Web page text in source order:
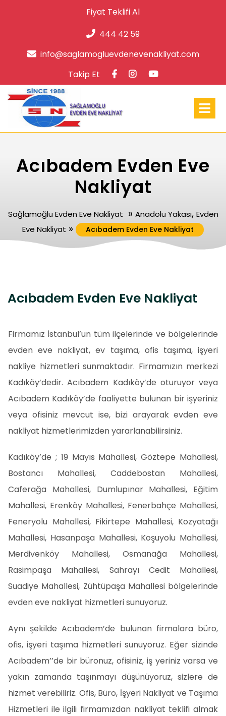
Fiyat Teklifi Al
444 42 59
info@saglamogluevdenevenakliyat.com
Takip Et
Facebook
Instagram
Acıbadem Evden Eve
Nakliyat
Sağlamoğlu Evden Eve Nakliyat » Anadolu Yakası, Evden
Eve Nakliyat » Acıbadem Evden Eve Nakliyat
Acıbadem Evden Eve Nakliyat
Firmamız İstanbul’un tüm ilçelerinde ve bölgelerinde
evden eve nakliyat, ev taşıma, ofis taşıma, işyeri
nakliye hizmetleri sunmaktadır. Firmamızın merkezi
Kadıköy’dedir. Acıbadem Kadıköy’de oturuyor veya
Acıbadem Kadıköy’de faaliyette bulunan bir işyeriniz
veya ofisiniz mevcut ise, bizi arayarak evden eve
nakliyat hizmetlerimizden yararlanabilirsiniz.
Kadıköy’de ; 19 Mayıs Mahallesi, Göztepe Mahallesi,
Bostancı Mahallesi, Caddebostan Mahallesi,
Caferağa Mahallesi, Dumlupınar Mahallesi, Eğitim
Mahallesi, Erenköy Mahallesi, Fenerbahçe Mahallesi,
Feneryolu Mahallesi, Fikirtepe Mahallesi, Kozyatağı
Mahallesi, Hasanpaşa Mahallesi, Koşuyolu Mahallesi,
Merdivenköy Mahallesi, Osmanağa Mahallesi,
Rasimpaşa Mahallesi, Sahrayı Cedit Mahallesi,
Suadiye Mahallesi, Zühtüpaşa Mahallesi bölgelerinde
evden eve nakliyat hizmetleri sunuyoruz.
Aynı şekilde Acıbadem’de bulunan firmalara büro,
ofis, işyeri taşıma hizmetleri sunuyoruz. Eğer sizinde
Acıbadem’’de bir büronuz, ofisiniz, iş yeriniz varsa ve
yakın zamanda taşınmayı düşünüyoruz, sizlere de
hizmet verebiliriz. Ofis, Büro, İşyeri Nakliyat ve Taşıma
Hizmetleri ile ilgili firmamızdan nakliyat teklifi almak